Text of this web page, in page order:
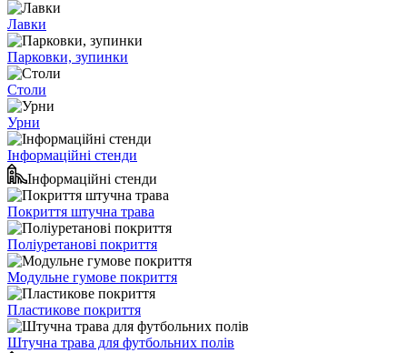
Лавки
Парковки, зупинки
Столи
Урни
Інформаційні стенди
Інформаційні стенди
Покриття штучна трава
Поліуретанові покриття
Модульне гумове покриття
Пластикове покриття
Штучна трава для футбольних полів